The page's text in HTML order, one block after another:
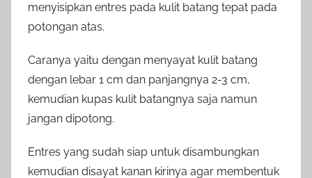
menyisipkan entres pada kulit batang tepat pada
potongan atas.
Caranya yaitu dengan menyayat kulit batang
dengan lebar 1 cm dan panjangnya 2-3 cm,
kemudian kupas kulit batangnya saja namun
jangan dipotong.
Entres yang sudah siap untuk disambungkan
kemudian disayat kanan kirinya agar membentuk